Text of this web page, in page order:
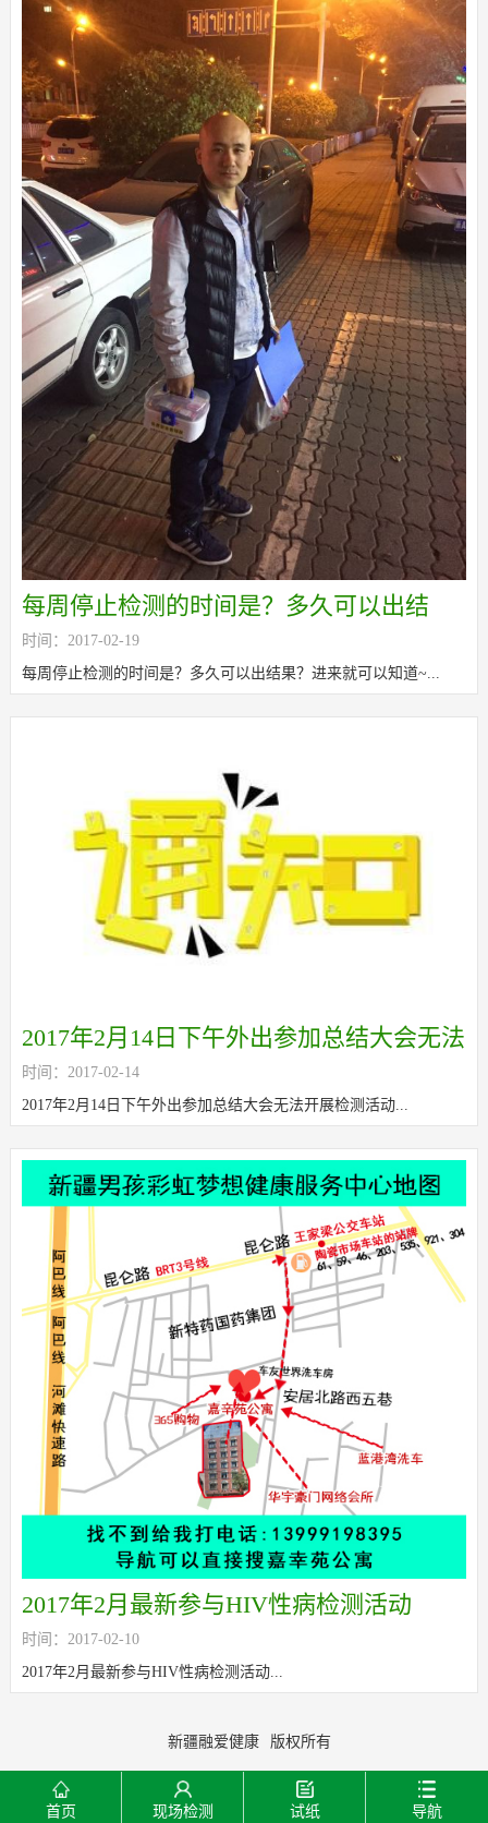
每周停止检测的时间是？多久可以出结
果？
时间：2017-02-19
每周停止检测的时间是？多久可以出结果？进来就可以知道~...
2017年2月14日下午外出参加总结大会无法
开展检测活动
时间：2017-02-14
2017年2月14日下午外出参加总结大会无法开展检测活动...
2017年2月最新参与HIV性病检测活动
时间：2017-02-10
2017年2月最新参与HIV性病检测活动...
新疆融爱健康 版权所有
首页 现场检测 试纸 导航